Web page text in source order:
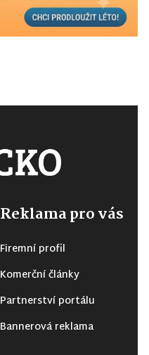
Reklama pro vás
Firemní profil
Komerční články
Partnerství portálu
Bannerová reklama